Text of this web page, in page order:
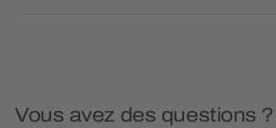
Vous avez des questions